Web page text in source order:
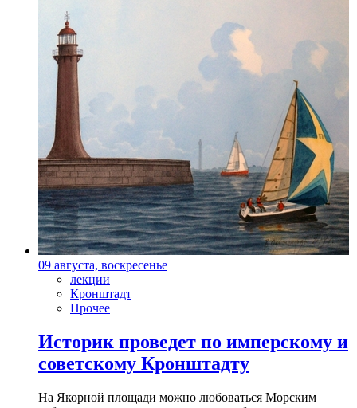
09 августа, воскресенье
лекции
Кронштадт
Прочее
Историк проведет по имперскому и
советскому Кронштадту
На Якорной площади можно любоваться Морским